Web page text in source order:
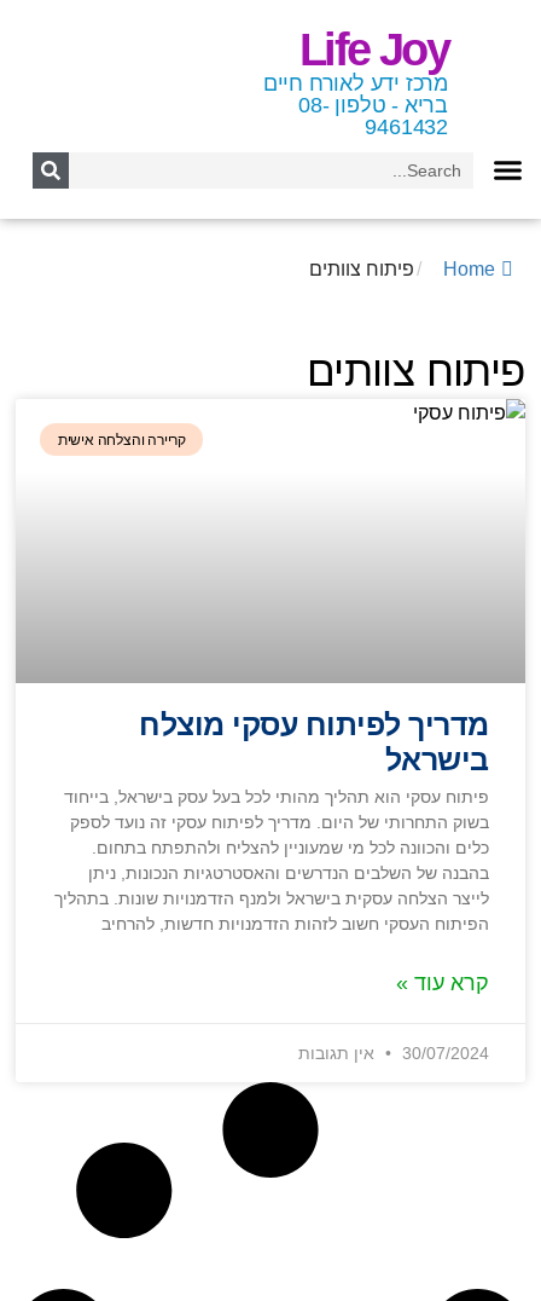
Life Joy
מרכז ידע לאורח חיים
בריא - טלפון 08-
9461432
Home
/פיתוח צוותים
פיתוח צוותים
קריירה והצלחה אישית
מדריך לפיתוח עסקי מוצלח
בישראל
פיתוח עסקי הוא תהליך מהותי לכל בעל עסק בישראל, בייחוד
בשוק התחרותי של היום. מדריך לפיתוח עסקי זה נועד לספק
כלים והכוונה לכל מי שמעוניין להצליח ולהתפתח בתחום.
בהבנה של השלבים הנדרשים והאסטרטגיות הנכונות, ניתן
לייצר הצלחה עסקית בישראל ולמנף הזדמנויות שונות. בתהליך
הפיתוח העסקי חשוב לזהות הזדמנויות חדשות, להרחיב
קרא עוד »
30/07/2024 אין תגובות